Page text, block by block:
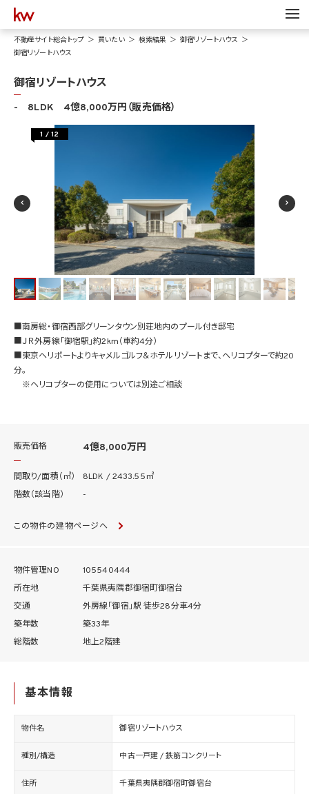
不動産サイト総合トップ 買いたい 検索結果
御宿リゾートハウス
御宿リゾートハウス
御宿リゾートハウス
- 8LDK 4億8,000万円（販売価格）
1 /12
■南房総・御宿西部グリーンタウン別荘地内のプール付き邸宅
■ＪＲ外房線「御宿駅」約2km（車約4分）
■東京ヘリポートよりキャメルゴルフ＆ホテルリゾートまで、ヘリコプターで約20
分。
※ヘリコプターの使用については別途ご相談
販売価格 4億8,000万円
間取り/面積（㎡）
8LDK / 2433.55㎡
階数（該当階）
-
この物件の建物ページへ
物件管理NO
105540444
所在地
千葉県夷隅郡御宿町御宿台
交通
外房線「御宿」駅 徒歩28分車4分
築年数
築33年
総階数
地上2階建
基本情報
物件名 御宿リゾートハウス
種別/構造 中古一戸建 / 鉄筋コンクリート
住所 千葉県夷隅郡御宿町御宿台